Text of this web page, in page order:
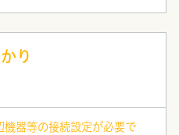
り
機器等の接続設定が必要で